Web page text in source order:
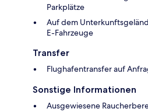
Parkplätze
Auf dem
E-Fahrzeuge
Transfer
Flughafentransfer auf
Sonstige Informationen
Ausgewiesene